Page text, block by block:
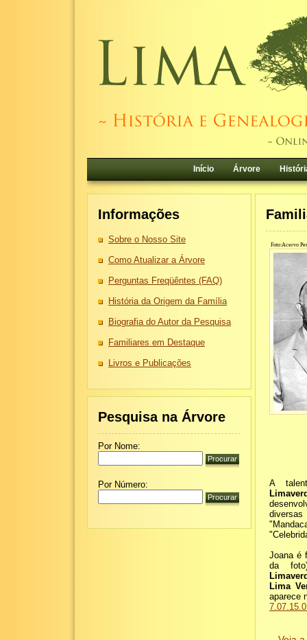
Início Árvore
Informações
Sobre o Nosso Site
Como Atualizar a Árvore
Perguntas Freqüêntes (FAQ)
História da Origem da Família
Biografia do Autor da Pesquisa
Familiares em Destaque
Livros e Publicações
Pesquisa na Árvore
Por Nome:
Por Número:
Foto:Acervo
A
Joana é
da
Lima
aparece